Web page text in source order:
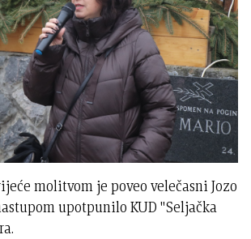
molitvom je poveo velečasni Jozo
upotpunilo KUD "Seljačka